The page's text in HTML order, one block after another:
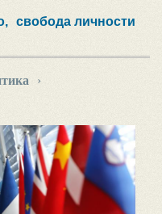
свобода личности
›